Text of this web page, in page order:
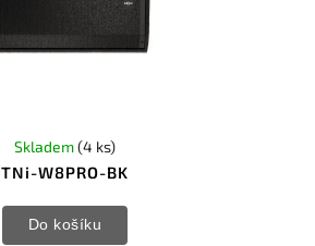
TNi-W8PRO-BK
Skladem(4 ks)
Do košíku